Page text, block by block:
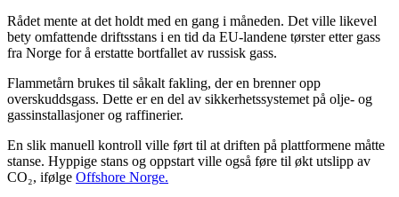
Rådet mente at det holdt med en gang i måneden. Det ville likevel
bety omfattende driftsstans i en tid da EU-landene tørster etter gass
fra Norge for å erstatte bortfallet av russisk gass.
Flammetårn brukes til såkalt fakling, der en brenner opp
overskuddsgass. Dette er en del av sikkerhetssystemet på olje- og
gassinstallasjoner og raffinerier.
En slik manuell kontroll ville ført til at driften på plattformene måtte
stanse. Hyppige stans og oppstart ville også føre til økt utslipp av
CO₂, ifølge Offshore Norge.